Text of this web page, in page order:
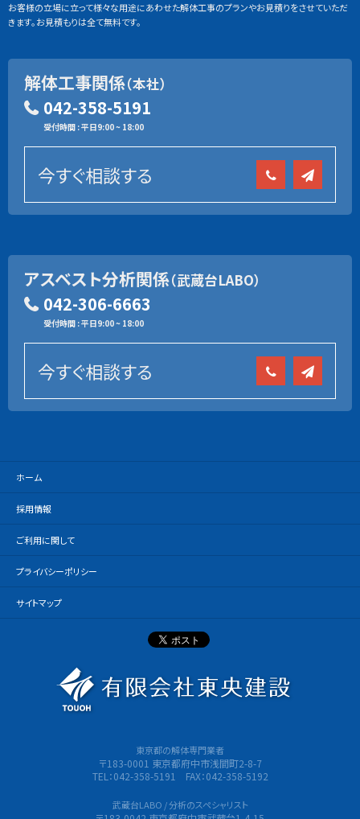
お客様の立場に立って様々な用途にあわせた解体工事のプランやお見積りをさせていただ
きます。お見積もりは全て無料です。
解体工事関係（本社）
042-358-5191
受付時間 : 平日9:00 ~ 18:00
今すぐ相談する
アスベスト分析関係（武蔵台LABO）
042-306-6663
受付時間 : 平日9:00 ~ 18:00
今すぐ相談する
ホーム
採用情報
ご利用に関して
プライバシーポリシー
サイトマップ
東京都の解体専門業者
〒183-0001 東京都府中市浅間町2-8-7
TEL：042-358-5191 FAX：042-358-5192
武蔵台LABO / 分析のスペシャリスト